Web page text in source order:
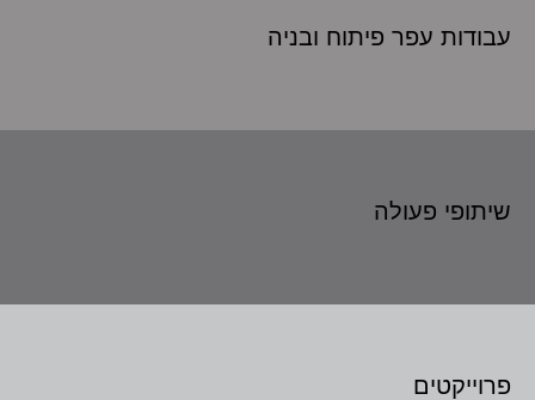
עבודות עפר פיתוח ובניה
שיתופי פעולה
פרוייקטים